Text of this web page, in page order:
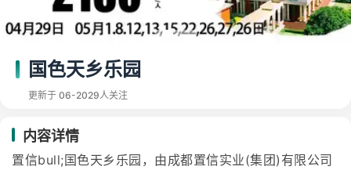
国色天乡乐园
更新于 06-2029人关注
内容详情
置信bull;国色天乡乐园，由成都置信实业(集团)有限公司